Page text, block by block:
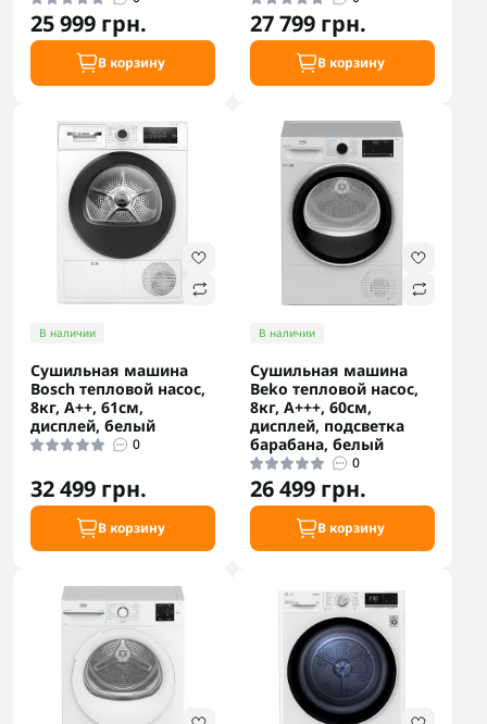
25 999 грн.
В корзину
27 799 грн.
В корзину
В наличии
Сушильная машина
Bosch тепловой насос,
8кг, A++, 61см,
дисплей, белый
0
32 499 грн.
В корзину
В наличии
Сушильная машина
Beko тепловой насос,
8кг, A+++, 60см,
дисплей, подсветка
барабана, белый
0
26 499 грн.
В корзину